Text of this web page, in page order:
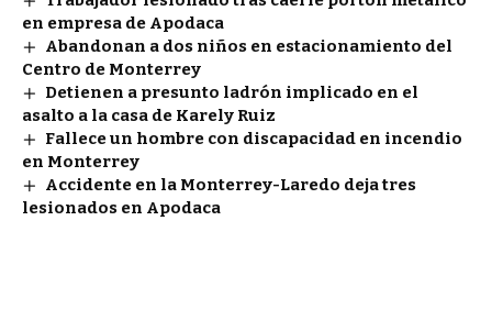
en empresa de Apodaca
Abandonan a dos niños en estacionamiento del
Centro de Monterrey
Detienen a presunto ladrón implicado en el
asalto a la casa de Karely Ruiz
Fallece un hombre con discapacidad en incendio
en Monterrey
Accidente en la Monterrey-Laredo deja tres
lesionados en Apodaca